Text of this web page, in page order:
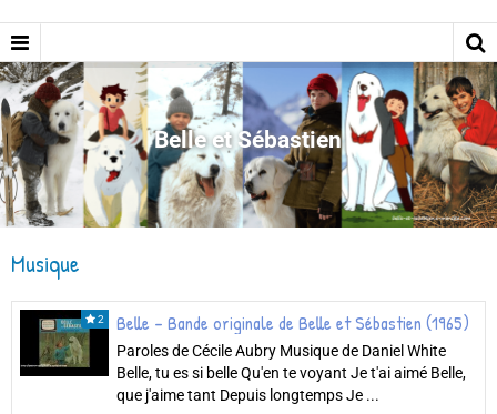
Belle et Sébastien
Musique
2 Belle - Bande originale de Belle et Sébastien (1965)
Paroles de Cécile Aubry Musique de Daniel White
Belle, tu es si belle Qu'en te voyant Je t'ai aimé Belle,
que j'aime tant Depuis longtemps Je ...